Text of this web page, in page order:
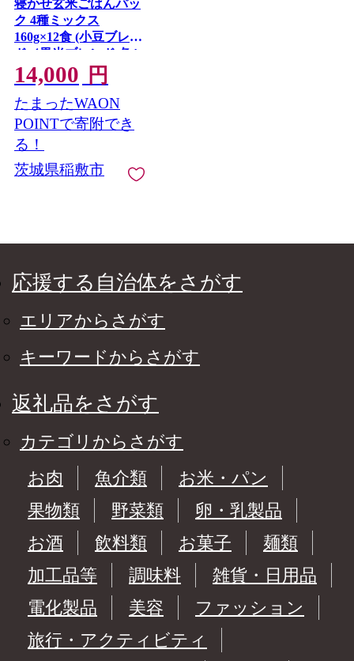
寝かせ玄米ごはんパッ
ク 4種ミックス
160g×12食 (小豆ブレン
ド／黒米ブレンド 各4
食、もち麦ブレンド／
十五穀ブレンド 各2食)
｜玄米 常温保存 パッ
クご飯 備蓄 一人暮ら
し レトルト 雑穀
[1616]
14,000 円
たまったWAON
POINTで寄附でき
る！
茨城県稲敷市
応援する自治体をさがす
エリアからさがす
キーワードからさがす
返礼品をさがす
カテゴリからさがす
お肉
魚介類
お米・パン
果物類
野菜類
卵・乳製品
お酒
飲料類 お菓子
麺類
加工品等
調味料
雑貨・日用品
電化製品
美容
ファッション
旅行・アクティビティ